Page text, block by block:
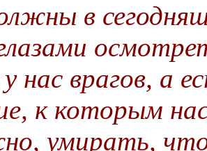
в
нас врагов, а
к которым
умирать,